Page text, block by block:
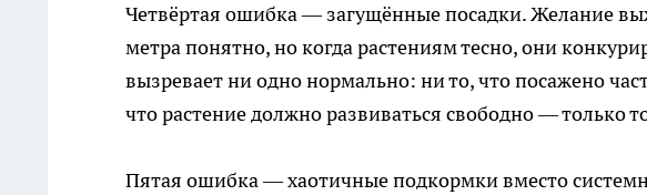
Четвёртая ошибка — загущённые посадки. Желание
метра понятно, но когда растениям тесно, они
вызревает ни одно нормально: ни то, что посажено
что растение должно развиваться свободно — только
Пятая ошибка — хаотичные подкормки вместо